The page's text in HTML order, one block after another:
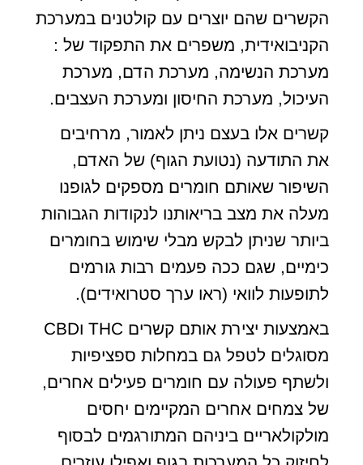
הקשרים שהם יוצרים עם קולטנים במערכת
הקניבואידית, משפרים את התפקוד של :
מערכת הנשימה, מערכת הדם, מערכת
העיכול, מערכת החיסון ומערכת העצבים.
קשרים אלו בעצם ניתן לאמור, מרחיבים
את התודעה (נטועת הגוף) של האדם,
השיפור שאותם חומרים מספקים לגופנו
מעלה את מצב בריאותנו לנקודות הגבוהות
ביותר שניתן לבקש מבלי שימוש בחומרים
כימיים, שגם ככה פעמים רבות גורמים
לתופעות לוואי (ראו ערך סטרואידים).
באמצעות יצירת אותם קשרים THC וCBD
מסוגלים לטפל גם במחלות ספציפיות
ולשתף פעולה עם חומרים פעילים אחרים,
של צמחים אחרים המקיימים יחסים
מולקולאריים ביניהם המתורגמים לבסוף